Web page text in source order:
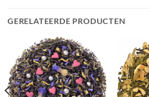
GERELATEERDE PRODUCTEN